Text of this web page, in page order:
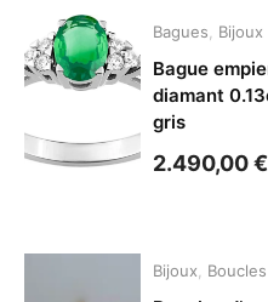
Bagues, Bijoux
Bague
diamant
gris
2.490,00€
Bijoux,